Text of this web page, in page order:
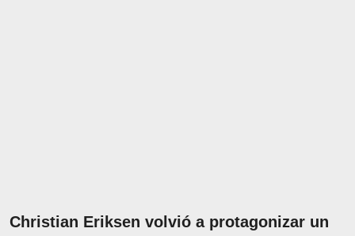
Christian Eriksen volvió a protagonizar un